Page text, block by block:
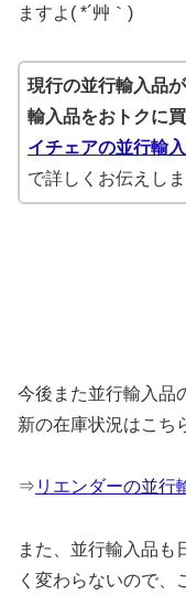
ますよ( *´艸｀)
現行の並行輸入品
輸入品をおトクに
イチェアの並行輸
で詳しくお伝えし
今後また並行輸入品
新の在庫状況はこち
⇒ リエンダーの並行
また、並行輸入品も
く変わらないので、